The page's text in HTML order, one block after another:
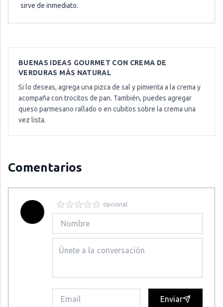
sirve de inmediato.
BUENAS IDEAS GOURMET CON CREMA DE
VERDURAS MÁS NATURAL
Si lo deseas, agrega una pizca de sal y pimienta a la crema y
acompaña con trocitos de pan. También, puedes agregar
queso parmesano rallado o en cubitos sobre la crema una
vez lista.
Comentarios
opcional
Enviar